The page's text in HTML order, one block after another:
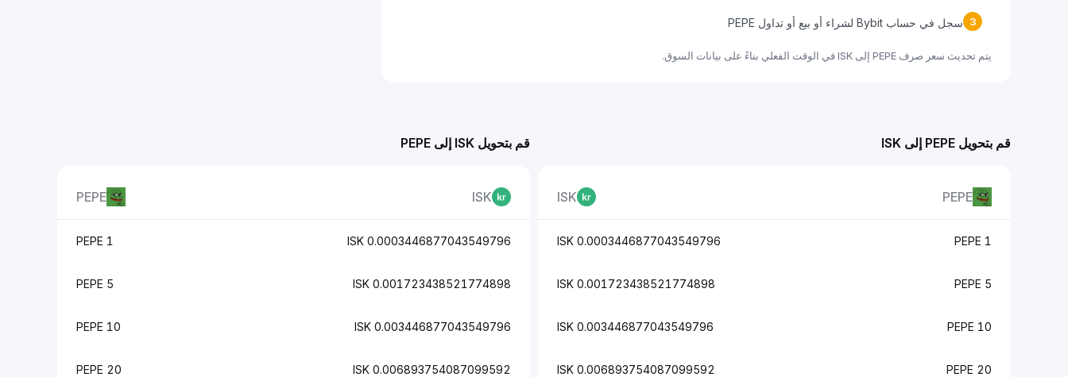
3 سجل في حساب Bybit لشراء أو بيع أو تداول PEPE
يتم تحديث سعر صرف PEPE إلى ISK في الوقت الفعلي بناءً على بيانات السوق.
قم بتحويل PEPE إلى ISK
PEPE
ISK
1 PEPE
0.0003446877043549796 ISK
5 PEPE
0.001723438521774898 ISK
10 PEPE
0.003446877043549796 ISK
20 PEPE
0.006893754087099592 ISK
قم بتحويل ISK إلى PEPE
ISK
PEPE
0.0003446877043549796 ISK
1 PEPE
0.001723438521774898 ISK
5 PEPE
0.003446877043549796 ISK
10 PEPE
0.006893754087099592 ISK
20 PEPE